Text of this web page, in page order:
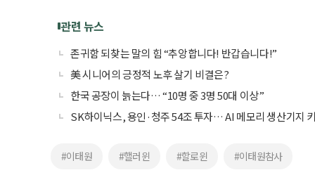
관련 뉴스
존귀함 되찾는 말의 힘 “추앙합니다! 반갑습니다!”
美 시니어의 긍정적 노후 살기 비결은?
한국 공장이 늙는다… “10명 중 3명 50대 이상”
SK하이닉스, 용인·청주 54조 투자… AI 메모리 생산기지
#이태원 #핼러윈 #할로윈 #이태원참사